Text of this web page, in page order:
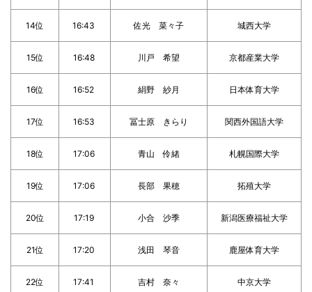
14位 16:43 佐光 菜々子 城西大学
15位 16:48 川戸 希望 京都産業大学
16位 16:52 絹野 紗月 日本体育大学
17位 16:53 冨士原 きらり 関西外国語大学
18位 17:06 青山 伶緒 札幌国際大学
19位 17:06 長部 果穂 拓殖大学
20位 17:19 小合 沙季 新潟医療福祉大学
21位 17:20 浅田 琴音 鹿屋体育大学
22位 17:41 吉村 奈々 中京大学